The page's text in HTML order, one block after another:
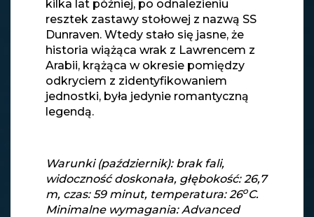
kilka lat później, po odnalezieniu
resztek zastawy stołowej z nazwą SS
Dunraven. Wtedy stało się jasne, że
historia wiążąca wrak z Lawrencem z
Arabii, krążąca w okresie pomiędzy
odkryciem z zidentyfikowaniem
jednostki, była jedynie romantyczną
legendą.
Warunki (październik): brak fali,
widoczność doskonała, głębokość: 26,7
m, czas: 59 minut, temperatura: 26oC.
Minimalne wymagania: Advanced